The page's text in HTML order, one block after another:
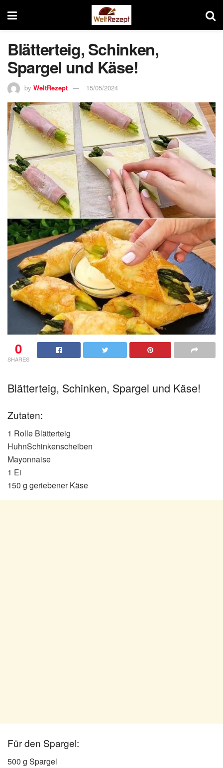
Blätterteig, Schinken,
Spargel und Käse!
by WeltRezept 15/05/2024
0
SHARES
Blätterteig, Schinken, Spargel und Käse!
Zutaten:
1 Rolle Blätterteig
HuhnSchinkenscheiben
Mayonnaise
1 Ei
150 g geriebener Käse
Für den Spargel:
500 g Spargel